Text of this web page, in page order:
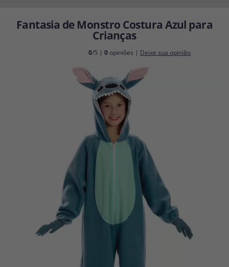
É a minha primeira vez
Sou novo
Ao criar uma conta emdisfracestuyyo.pt, você poderá fazer suas
compras rapidamente em nossa loja virtual, verificar o status de seus
pedidos e consultar suas operações anteriores.
Vá em frente! Estávamos esperando por você.
CRIAR CONTA
Fantasia de Monstro Costura Azul para
Crianças
0/5 |0 opiniões | Deixe sua opinião